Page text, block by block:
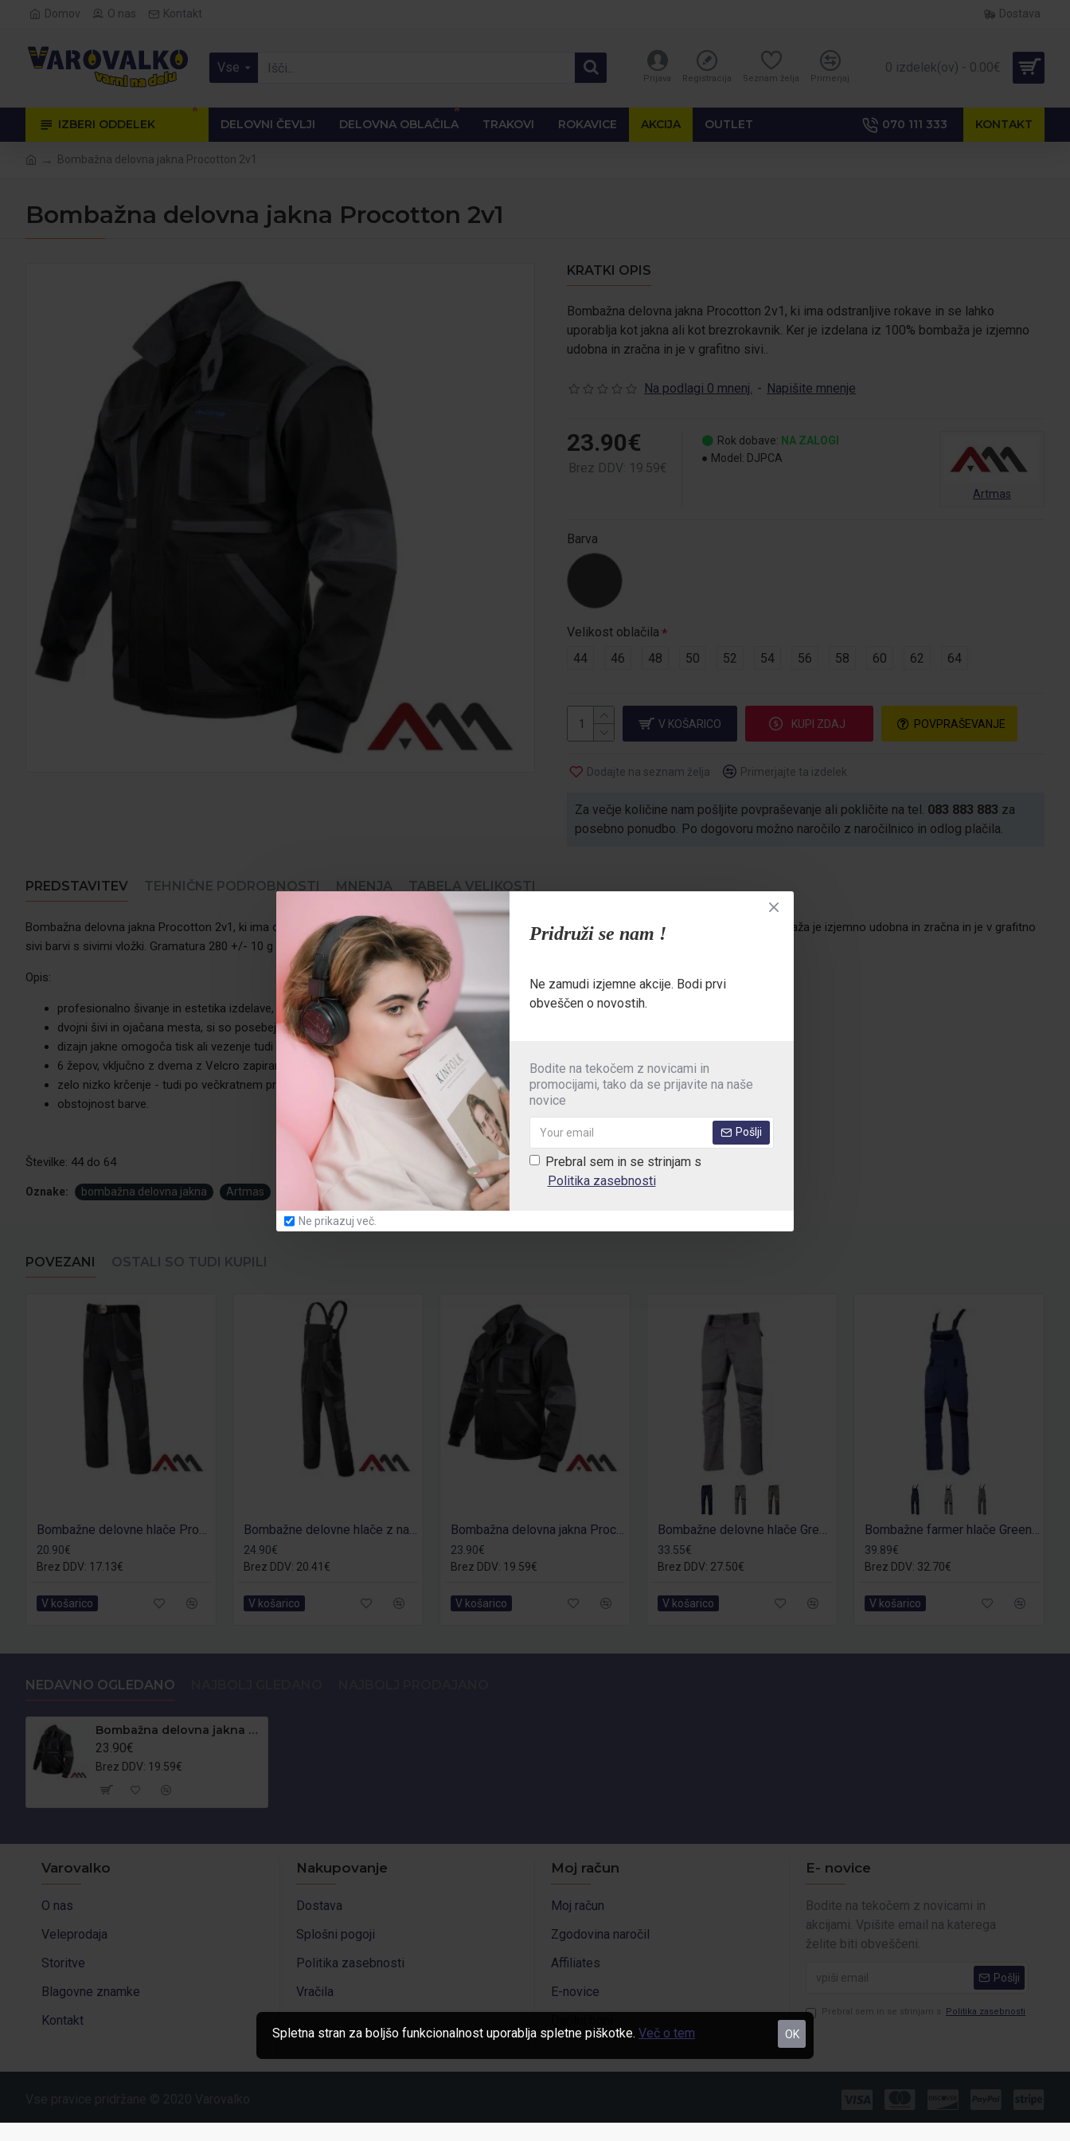
Pridruži se nam !
Ne zamudi izjemne akcije. Bodi prvi
obveščen o novostih.
Bodite na tekočem z novicami in
promocijami, tako da se prijavite na naše
novice
Pošlji
Prebral sem in se strinjam s
Politika zasebnosti
Ne prikazuj več.
Domov O nas Kontakt Dostava
Vse
Prijava Registracija Seznam želja Primerjaj
0 izdelek(ov) - 0.00€
IZBERI ODDELEK
🔥
DELOVNI ČEVLJI DELOVNA OBLAČILA
🔥
TRAKOVI ROKAVICE AKCIJA OUTLET 070 111 333 KONTAKT
Bombažna delovna jakna Procotton 2v1
Bombažna delovna jakna Procotton 2v1
KRATKI OPIS
Bombažna delovna jakna Procotton 2v1, ki ima odstranljive rokave in se lahko
uporablja kot jakna ali kot brezrokavnik. Ker je izdelana iz 100% bombaža je izjemno
udobna in zračna in je v grafitno sivi..
Na podlagi 0 mnenj. - Napišite mnenje
23.90€
Brez DDV: 19.59€
Rok dobave: NA ZALOGI
Model: DJPCA
Artmas
Barva
Velikost oblačila
44
46 48 50 52 54 56 58 60 62 64
V KOŠARICO KUPI ZDAJ POVPRAŠEVANJE
Dodajte na seznam želja Primerjajte ta izdelek
Za večje količine nam pošljite povpraševanje ali pokličite na tel. 083 883 883 za
posebno ponudbo. Po dogovoru možno naročilo z naročilnico in odlog plačila.
PREDSTAVITEV TEHNIČNE PODROBNOSTI MNENJA TABELA VELIKOSTI
Bombažna delovna jakna Procotton 2v1, ki ima odstranljive rokave in se lahko uporablja kot jakna ali kot brezrokavnik. Ker je izdelana iz 100% bombaža je izjemno udobna in zračna in je v grafitno
sivi barvi s sivimi vložki. Gramatura 280 +/- 10 g / m² . Idealne za uporabo v kompletu z bombažnimi hlačami ali farmer hlačami Procotton.
Opis:
profesionalno šivanje in estetika izdelave,
dvojni šivi in ojačana mesta, si so posebej izpostavljena trganju,
dizajn jakne omogoča tisk ali vezenje tudi na hrbtni strani
6 žepov, vključno z dvema z Velcro zapiranjem in dvema z zapiranjem na zadrgo
zelo nizko krčenje - tudi po večkratnem pranju,
obstojnost barve.
Številke: 44 do 64
Oznake: bombažna delovna jakna Artmas
POVEZANI OSTALI SO TUDI KUPILI
Bombažne delovne hlače Procotton
20.90€
Brez DDV: 17.13€
V košarico
Bombažne delovne hlače z naramnicami Procotton
24.90€
Brez DDV: 20.41€
V košarico
Bombažna delovna jakna Procotton 2v1
23.90€
Brez DDV: 19.59€
V košarico
Bombažne delovne hlače Greenland
33.55€
Brez DDV: 27.50€
V košarico
Bombažne farmer hlače Greenland
39.89€
Brez DDV: 32.70€
V košarico
NEDAVNO OGLEDANO
Bombažna delovna jakna Procotton 2v1
23.90€
Brez DDV: 19.59€
Varovalko
O nas
Veleprodaja
Storitve
Blagovne znamke
Kontakt
Nakupovanje
Dostava
Splošni pogoji
Politika zasebnosti
Vračila
Moj račun
Moj račun
Zgodovina naročil
Affiliates
E-novice
E- novice
Bodite na tekočem z novicami in
akcijami. Vpišite email na katerega
želite biti obveščeni.
Pošlji
Prebral sem in se strinjam s Politika zasebnosti
OK
Spletna stran za boljšo funkcionalnost uporablja spletne piškotke. Več o tem